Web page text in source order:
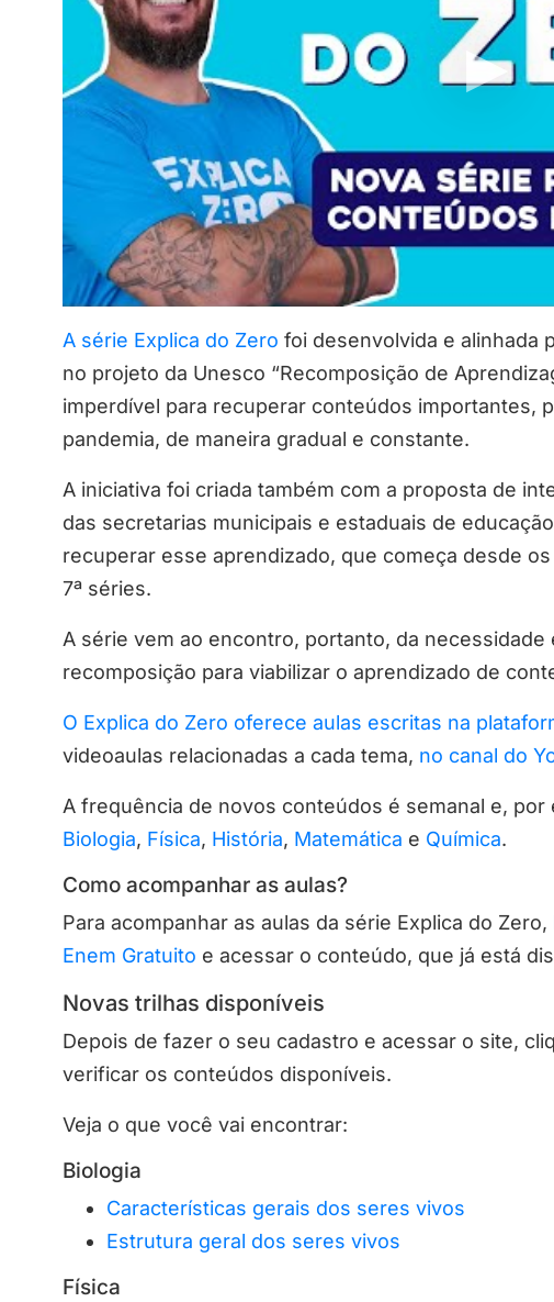
A série Explica do Zero foi desenvolvida e alinhada
no projeto da Unesco “Recomposição de
imperdível para recuperar conteúdos importantes,
pandemia, de maneira gradual e constante.
A iniciativa foi criada também com a proposta de
das secretarias municipais e estaduais de
recuperar esse aprendizado, que começa desde
7ª séries.
A série vem ao encontro, portanto, da
recomposição para viabilizar o aprendizado de
O Explica do Zero oferece aulas escritas na
videoaulas relacionadas a cada tema, no canal do
A frequência de novos conteúdos é semanal e,
Biologia, Física, História, Matemática e Química.
Como acompanhar as aulas?
Para acompanhar as aulas da série Explica do Zero,
Enem Gratuito e acessar o conteúdo, que já está
Novas trilhas disponíveis
Depois de fazer o seu cadastro e acessar o site,
verificar os conteúdos disponíveis.
Veja o que você vai encontrar:
Biologia
Características gerais dos seres vivos
Estrutura geral dos seres vivos
Física